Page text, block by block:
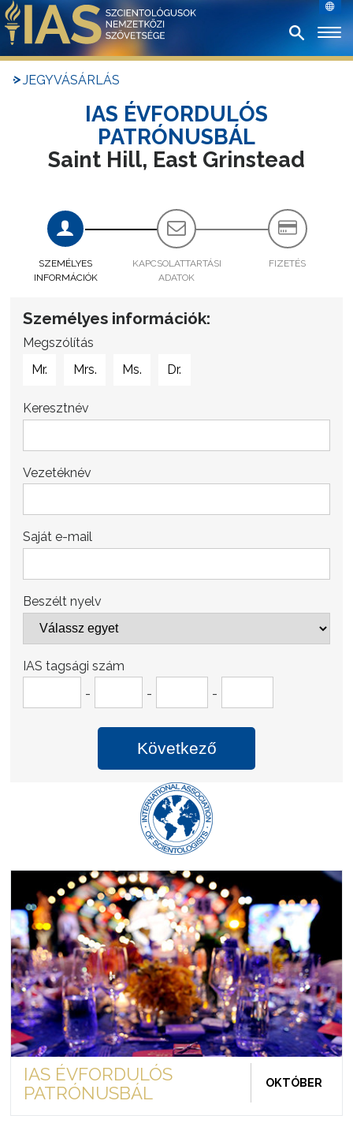
JEGYVÁSÁRLÁS
IAS ÉVFORDULÓS
PATRÓNUSBÁL
Saint Hill, East Grinstead
SZEMÉLYES
INFORMÁCIÓK
KAPCSOLATTARTÁSI
ADATOK
FIZETÉS
Személyes információk:
Megszólítás
Mr.
Mrs. Ms. Dr.
Keresztnév
Vezetéknév
Saját e-mail
Beszélt nyelv
IAS tagsági szám
-
- -
Következő
IAS ÉVFORDULÓS
PATRÓNUSBÁL
OKTÓBER